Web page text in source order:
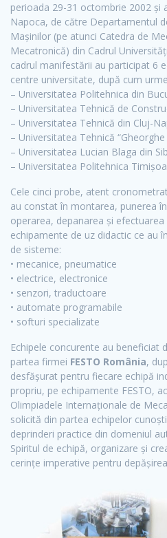
perioada 29-31 octombrie 2002 și
Napoca, de către Departamentul
Mașinilor (pe atunci Catedra de
Mecatronică) din Cadrul
cadrul manifestării au participat 6
centre universitate, după cum
– Universitatea Politehnica din
– Universitatea Tehnică de
– Universitatea Tehnică din Cluj-
– Universitatea Tehnică “Gheorghe
– Universitatea Lucian Blaga din
– Universitatea Politehnica
Cele cinci probe, atent
au constat în montarea, punerea
operarea, depanarea și
echipamente de uz didactic ce au
de sisteme:
• mecanice, pneumatice
• electrice, electronice
• senzori, traductoare
• automate programabile
• softuri specializate
Echipele concurente au beneficiat
partea firmei FESTO România,
desfășurat pentru fiecare echipă
propriu, pe echipamente FESTO,
Olimpiadele Internaționale de
solicită din partea echipelor
deprinderi practice din domeniul
Spiritul de echipă, organizare și
cerințe imperative pentru